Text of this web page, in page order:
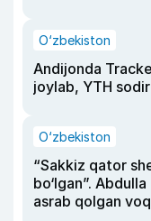
O‘zbekiston
Andijonda
joylab, YTH
O‘zbekiston
“Sakkiz qator
bo‘lgan”.
asrab qolgan